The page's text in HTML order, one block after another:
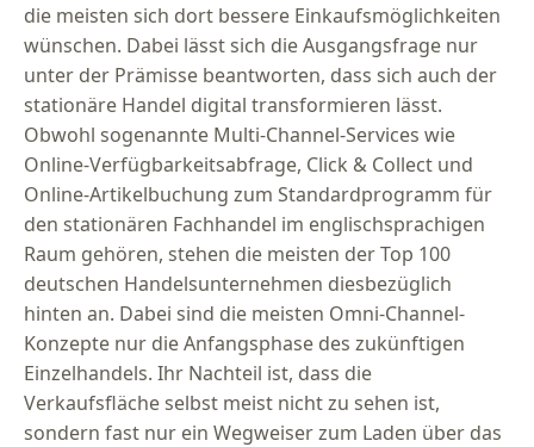
die meisten sich dort bessere Einkaufsmöglichkeiten
wünschen. Dabei lässt sich die Ausgangsfrage nur
unter der Prämisse beantworten, dass sich auch der
stationäre Handel digital transformieren lässt.
Obwohl sogenannte Multi-Channel-Services wie
Online-Verfügbarkeitsabfrage, Click & Collect und
Online-Artikelbuchung zum Standardprogramm für
den stationären Fachhandel im englischsprachigen
Raum gehören, stehen die meisten der Top 100
deutschen Handelsunternehmen diesbezüglich
hinten an. Dabei sind die meisten Omni-Channel-
Konzepte nur die Anfangsphase des zukünftigen
Einzelhandels. Ihr Nachteil ist, dass die
Verkaufsfläche selbst meist nicht zu sehen ist,
sondern fast nur ein Wegweiser zum Laden über das